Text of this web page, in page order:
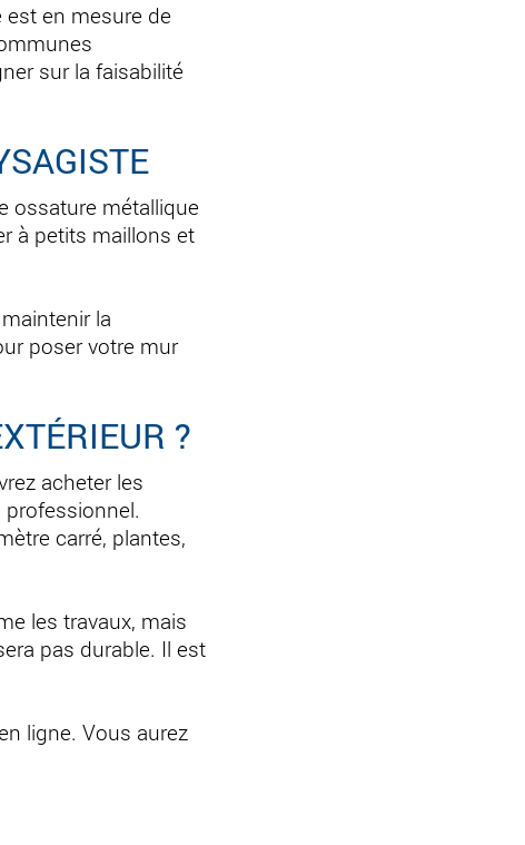
en mesure de
sur la faisabilité
ossature métallique
à petits maillons et
la
poser votre mur
?
acheter les
professionnel.
carré, plantes,
les travaux, mais
pas durable. Il est
ligne. Vous aurez